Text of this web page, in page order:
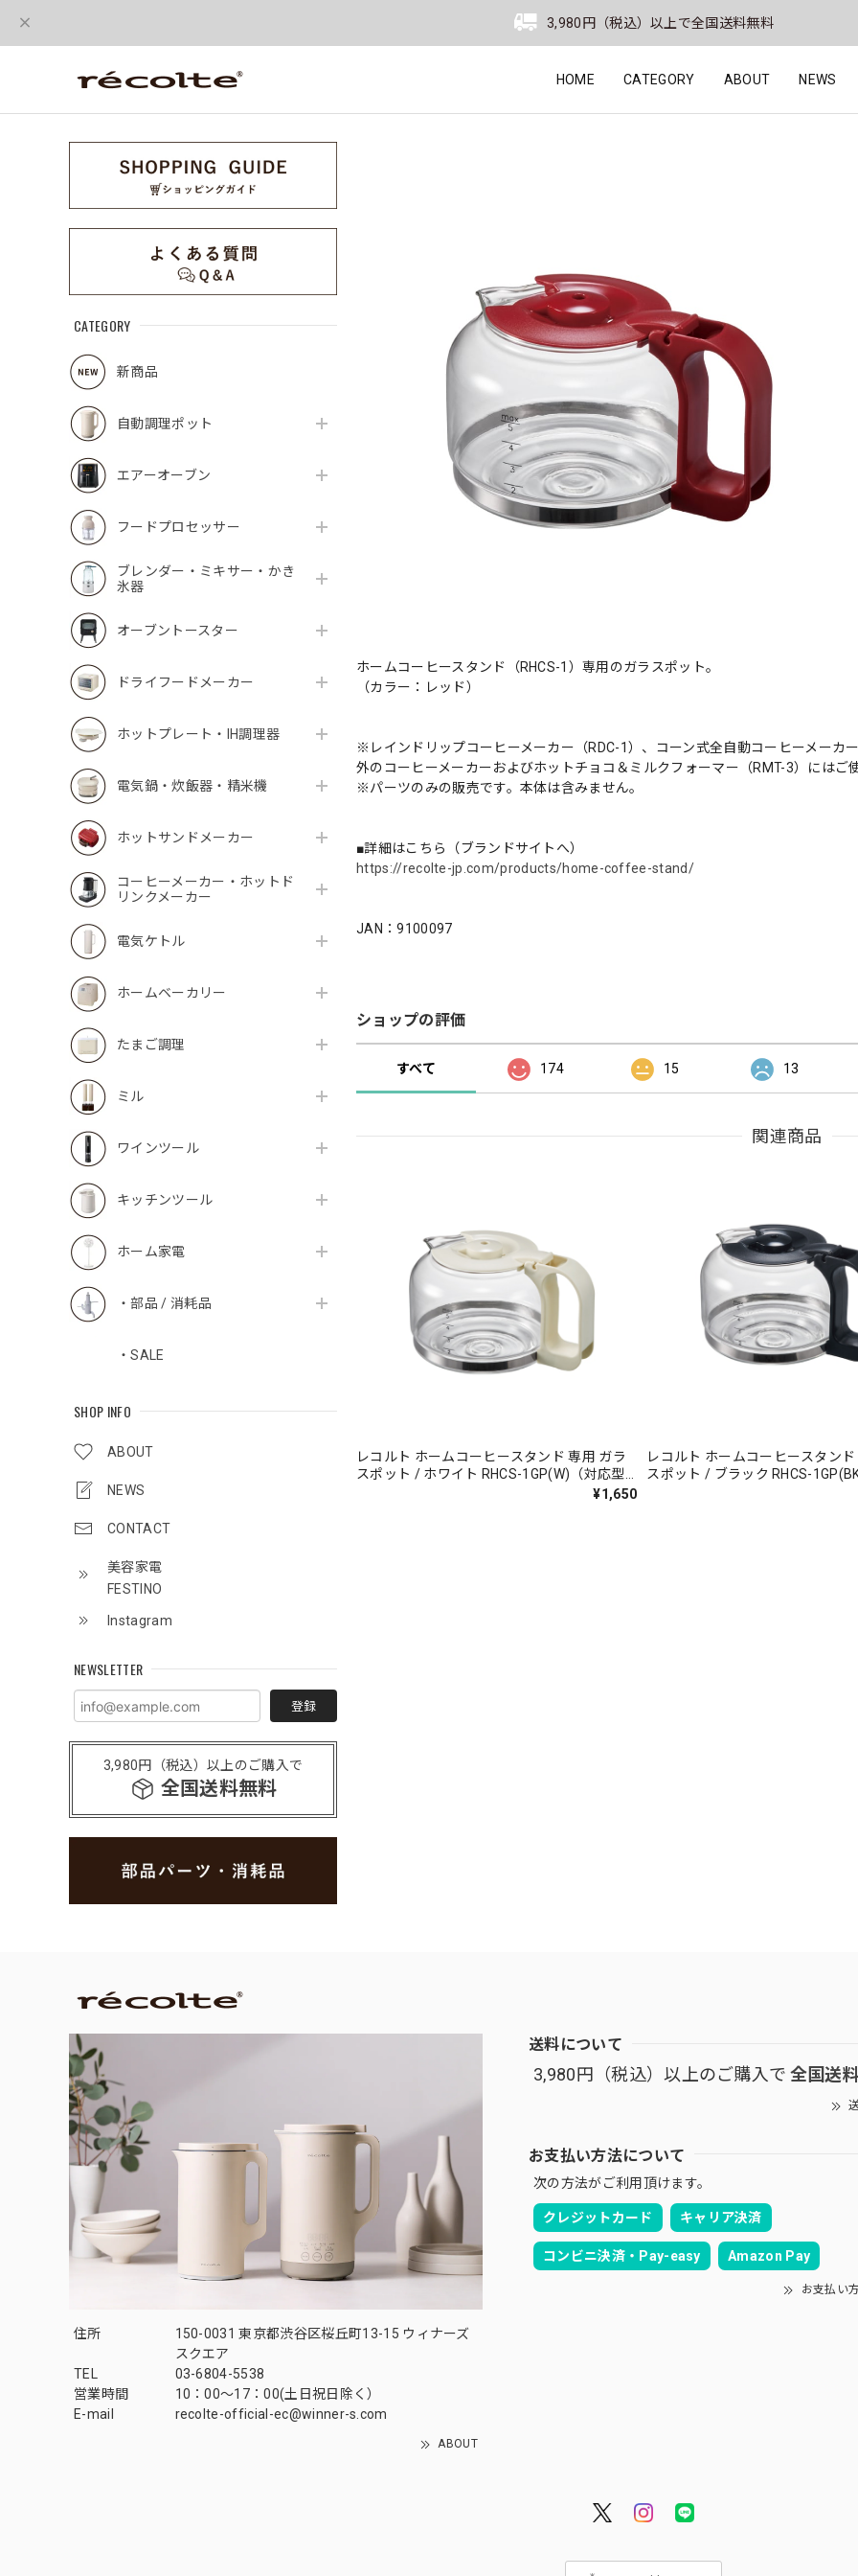
3,980円（税込）以上で全国送料無料
HOME CATEGORY ABOUT NEWS
CATEGORY
新商品
自動調理ポット
エアーオーブン
フードプロセッサー
ブレンダー・ミキサー・かき
氷器
オーブントースター
ドライフードメーカー
ホットプレート・IH調理器
電気鍋・炊飯器・精米機
ホットサンドメーカー
コーヒーメーカー・ホットド
リンクメーカー
電気ケトル
ホームベーカリー
たまご調理
ミル
ワインツール
キッチンツール
ホーム家電
・部品 / 消耗品
・SALE
SHOP INFO
ABOUT
NEWS
CONTACT
美容家電
FESTINO
Instagram
NEWSLETTER
登録
3,980円（税込）以上のご購入で
全国送料無料
ホームコーヒースタンド（RHCS-1）専用のガラスポット。
（カラー：レッド）
※レインドリップコーヒーメーカー（RDC-1）、コーン式全自動コーヒーメーカ
外のコーヒーメーカーおよびホットチョコ＆ミルクフォーマー（RMT-3）にはご
※パーツのみの販売です。本体は含みません。
■詳細はこちら（ブランドサイトへ）
https://recolte-jp.com/products/home-coffee-stand/
JAN：9100097
ショップの評価
すべて 174 15 13
関連商品
レコルト ホームコーヒースタンド 専用 ガラ
スポット / ホワイト RHCS-1GP(W)（対応型
¥1,650
レコルト ホームコーヒースタン
スポット / ブラック RHCS-
住所
150-0031 東京都渋谷区桜丘町13-15 ウィナーズ
スクエア
TEL
03-6804-5538
営業時間
10：00〜17：00(土日祝日除く）
E-mail
recolte-official-ec@winner-s.com
ABOUT
送料について
3,980円（税込）以上のご購入で 全国送
お支払い方法について
次の方法がご利用頂けます。
クレジットカード キャリア決済
コンビニ決済・Pay-easy Amazon Pay
お支払い